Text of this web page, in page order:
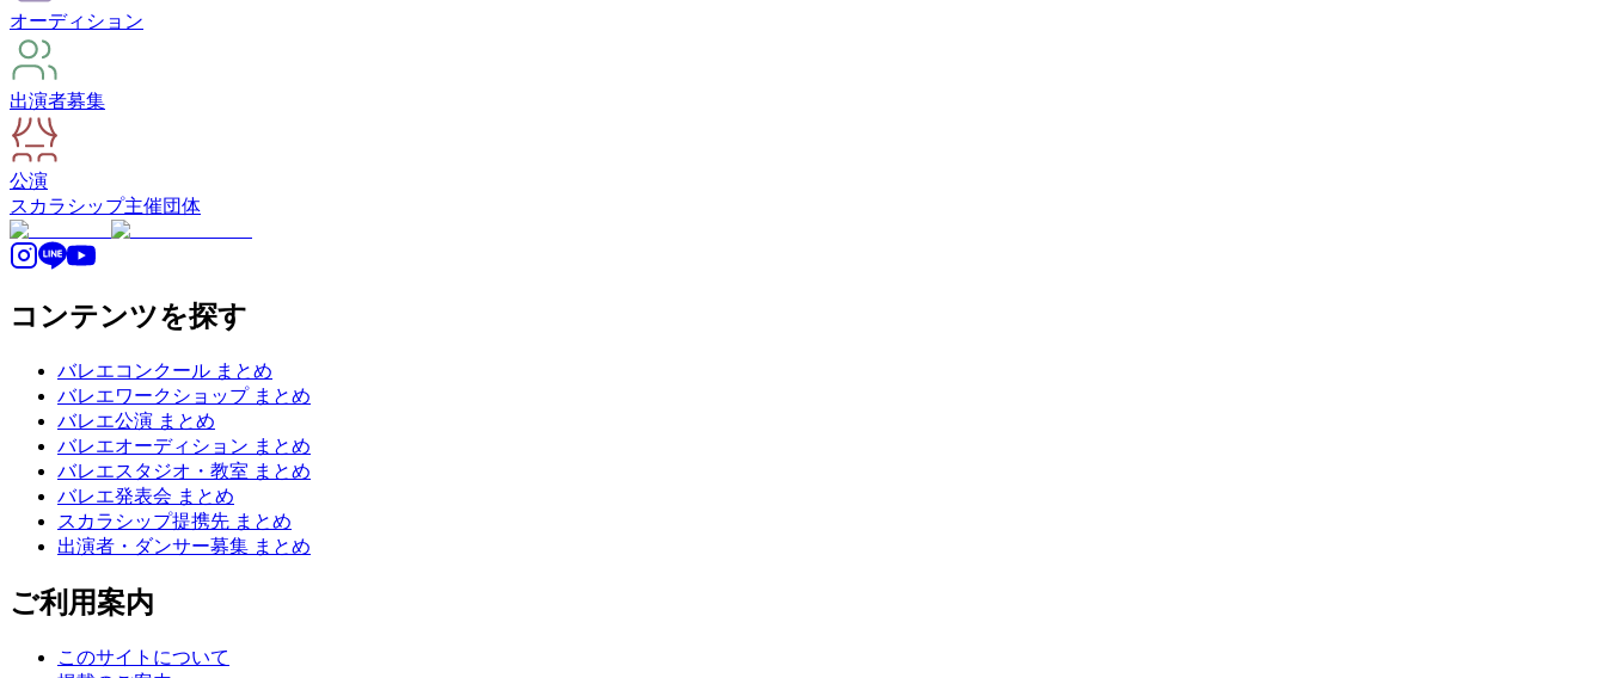
オーディション
出演者募集
公演
スカラシップ主催団体
コンテンツを探す
バレエコンクール まとめ
バレエワークショップ まとめ
バレエ公演 まとめ
バレエオーディション まとめ
バレエスタジオ・教室 まとめ
バレエ発表会 まとめ
スカラシップ提携先 まとめ
出演者・ダンサー募集 まとめ
ご利用案内
このサイトについて